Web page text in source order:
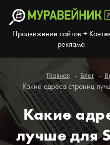
Продвижение сайтов +
реклама
Главная Блог
Какие адреса страниц
Какие
лучше для